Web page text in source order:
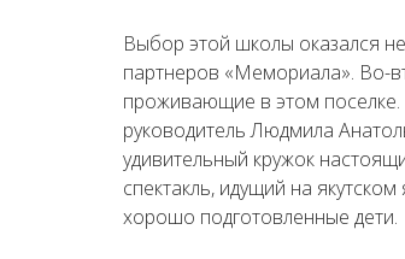
Выбор этой школы оказался
партнеров «Мемориала». Во-
проживающие в этом поселке.
руководитель Людмила
удивительный кружок
спектакль, идущий на
хорошо подготовленные дети.